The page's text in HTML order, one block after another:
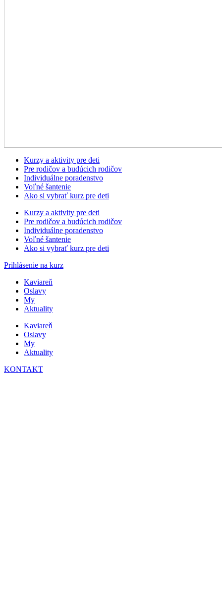
Kurzy a aktivity pre deti
Pre rodičov a budúcich rodičov
Individuálne poradenstvo
Voľné šantenie
Ako si vybrať kurz pre deti
Kurzy a aktivity pre deti
Pre rodičov a budúcich rodičov
Individuálne poradenstvo
Voľné šantenie
Ako si vybrať kurz pre deti
Prihlásenie na kurz
Kaviareň
Oslavy
My
Aktuality
Kaviareň
Oslavy
My
Aktuality
KONTAKT